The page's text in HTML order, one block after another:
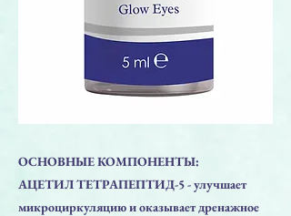
ОСНОВНЫЕ КОМПОНЕНТЫ:
АЦЕТИЛ ТЕТРАПЕПТИД-5 - улучшает
микроциркуляцию и оказывает дренажное